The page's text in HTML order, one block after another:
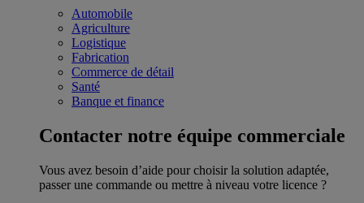
Automobile
Agriculture
Logistique
Fabrication
Commerce de détail
Santé
Banque et finance
Contacter notre équipe commerciale
Vous avez besoin d’aide pour choisir la solution adaptée,
passer une commande ou mettre à niveau votre licence ?